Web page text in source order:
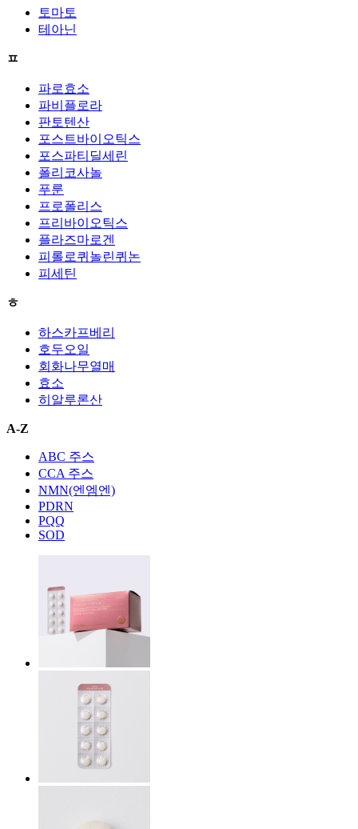
토마토
테아닌
ㅍ
파로효소
파비플로라
판토텐산
포스트바이오틱스
포스파티딜세린
폴리코사놀
푸룬
프로폴리스
프리바이오틱스
플라즈마로겐
피롤로퀴놀린퀴논
피세틴
ㅎ
하스카프베리
호두오일
회화나무열매
효소
히알루론산
A-Z
ABC 주스
CCA 주스
NMN(엔엠엔)
PDRN
PQQ
SOD